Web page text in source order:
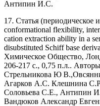
Антипин И.С.
17. Статья (периодическое
conformational flexibility,
cation extraction ability in a
disubstituted Schiff base
Химическое Общество,
206-217 с., 0,75 п.л..
Стрельникова Ю
Агарков А.С. Клешнина
Соловьева С.Е., Антипин
Вандюков Александр